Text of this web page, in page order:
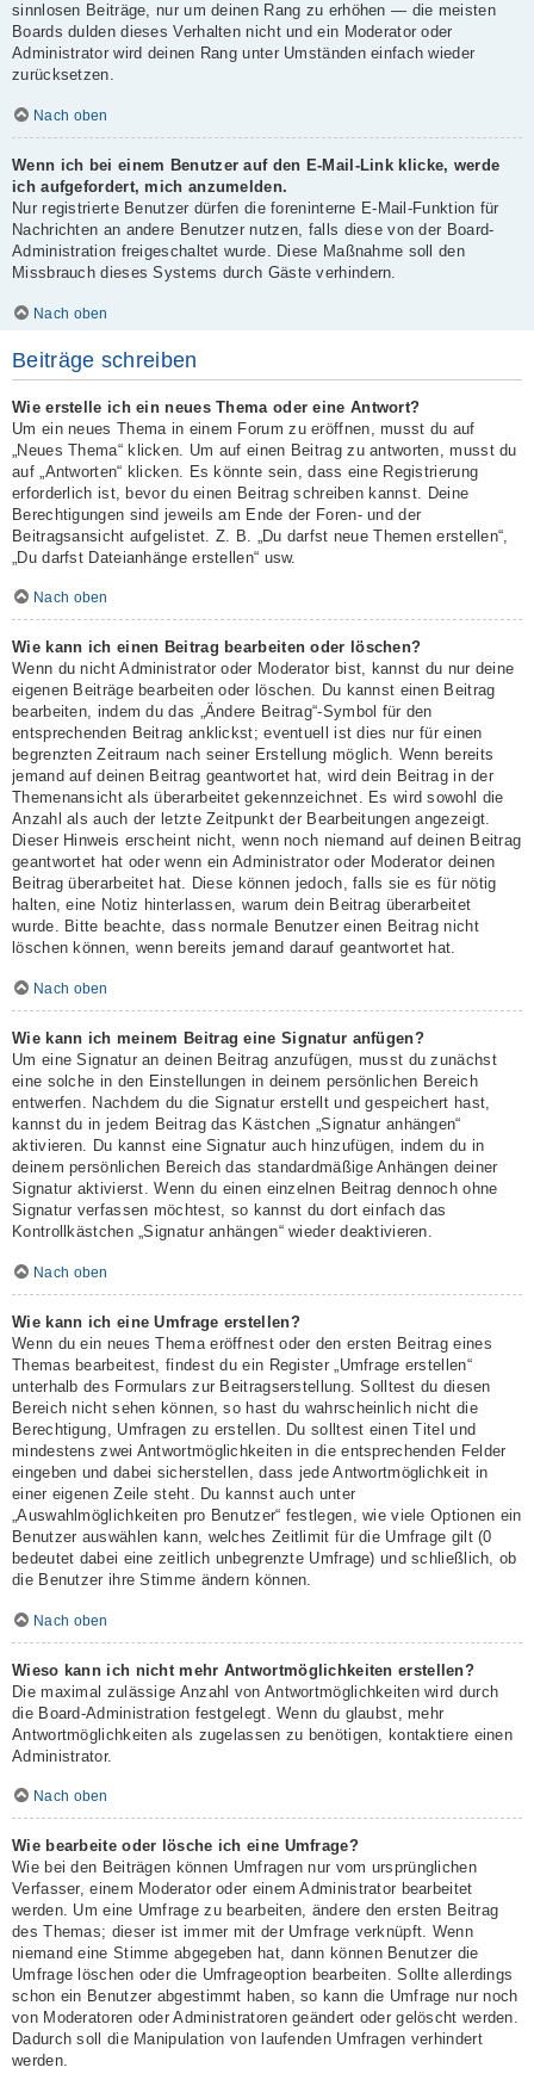
sinnlosen Beiträge, nur um deinen Rang zu erhöhen — die meisten
Boards dulden dieses Verhalten nicht und ein Moderator oder
Administrator wird deinen Rang unter Umständen einfach wieder
zurücksetzen.
Nach oben
Wenn ich bei einem Benutzer auf den E-Mail-Link klicke, werde
ich aufgefordert, mich anzumelden.
Nur registrierte Benutzer dürfen die foreninterne E-Mail-Funktion für
Nachrichten an andere Benutzer nutzen, falls diese von der Board-
Administration freigeschaltet wurde. Diese Maßnahme soll den
Missbrauch dieses Systems durch Gäste verhindern.
Nach oben
Beiträge schreiben
Wie erstelle ich ein neues Thema oder eine Antwort?
Um ein neues Thema in einem Forum zu eröffnen, musst du auf
„Neues Thema“ klicken. Um auf einen Beitrag zu antworten, musst du
auf „Antworten“ klicken. Es könnte sein, dass eine Registrierung
erforderlich ist, bevor du einen Beitrag schreiben kannst. Deine
Berechtigungen sind jeweils am Ende der Foren- und der
Beitragsansicht aufgelistet. Z. B. „Du darfst neue Themen erstellen“,
„Du darfst Dateianhänge erstellen“ usw.
Nach oben
Wie kann ich einen Beitrag bearbeiten oder löschen?
Wenn du nicht Administrator oder Moderator bist, kannst du nur deine
eigenen Beiträge bearbeiten oder löschen. Du kannst einen Beitrag
bearbeiten, indem du das „Ändere Beitrag“-Symbol für den
entsprechenden Beitrag anklickst; eventuell ist dies nur für einen
begrenzten Zeitraum nach seiner Erstellung möglich. Wenn bereits
jemand auf deinen Beitrag geantwortet hat, wird dein Beitrag in der
Themenansicht als überarbeitet gekennzeichnet. Es wird sowohl die
Anzahl als auch der letzte Zeitpunkt der Bearbeitungen angezeigt.
Dieser Hinweis erscheint nicht, wenn noch niemand auf deinen Beitrag
geantwortet hat oder wenn ein Administrator oder Moderator deinen
Beitrag überarbeitet hat. Diese können jedoch, falls sie es für nötig
halten, eine Notiz hinterlassen, warum dein Beitrag überarbeitet
wurde. Bitte beachte, dass normale Benutzer einen Beitrag nicht
löschen können, wenn bereits jemand darauf geantwortet hat.
Nach oben
Wie kann ich meinem Beitrag eine Signatur anfügen?
Um eine Signatur an deinen Beitrag anzufügen, musst du zunächst
eine solche in den Einstellungen in deinem persönlichen Bereich
entwerfen. Nachdem du die Signatur erstellt und gespeichert hast,
kannst du in jedem Beitrag das Kästchen „Signatur anhängen“
aktivieren. Du kannst eine Signatur auch hinzufügen, indem du in
deinem persönlichen Bereich das standardmäßige Anhängen deiner
Signatur aktivierst. Wenn du einen einzelnen Beitrag dennoch ohne
Signatur verfassen möchtest, so kannst du dort einfach das
Kontrollkästchen „Signatur anhängen“ wieder deaktivieren.
Nach oben
Wie kann ich eine Umfrage erstellen?
Wenn du ein neues Thema eröffnest oder den ersten Beitrag eines
Themas bearbeitest, findest du ein Register „Umfrage erstellen“
unterhalb des Formulars zur Beitragserstellung. Solltest du diesen
Bereich nicht sehen können, so hast du wahrscheinlich nicht die
Berechtigung, Umfragen zu erstellen. Du solltest einen Titel und
mindestens zwei Antwortmöglichkeiten in die entsprechenden Felder
eingeben und dabei sicherstellen, dass jede Antwortmöglichkeit in
einer eigenen Zeile steht. Du kannst auch unter
„Auswahlmöglichkeiten pro Benutzer“ festlegen, wie viele Optionen ein
Benutzer auswählen kann, welches Zeitlimit für die Umfrage gilt (0
bedeutet dabei eine zeitlich unbegrenzte Umfrage) und schließlich, ob
die Benutzer ihre Stimme ändern können.
Nach oben
Wieso kann ich nicht mehr Antwortmöglichkeiten erstellen?
Die maximal zulässige Anzahl von Antwortmöglichkeiten wird durch
die Board-Administration festgelegt. Wenn du glaubst, mehr
Antwortmöglichkeiten als zugelassen zu benötigen, kontaktiere einen
Administrator.
Nach oben
Wie bearbeite oder lösche ich eine Umfrage?
Wie bei den Beiträgen können Umfragen nur vom ursprünglichen
Verfasser, einem Moderator oder einem Administrator bearbeitet
werden. Um eine Umfrage zu bearbeiten, ändere den ersten Beitrag
des Themas; dieser ist immer mit der Umfrage verknüpft. Wenn
niemand eine Stimme abgegeben hat, dann können Benutzer die
Umfrage löschen oder die Umfrageoption bearbeiten. Sollte allerdings
schon ein Benutzer abgestimmt haben, so kann die Umfrage nur noch
von Moderatoren oder Administratoren geändert oder gelöscht werden.
Dadurch soll die Manipulation von laufenden Umfragen verhindert
werden.